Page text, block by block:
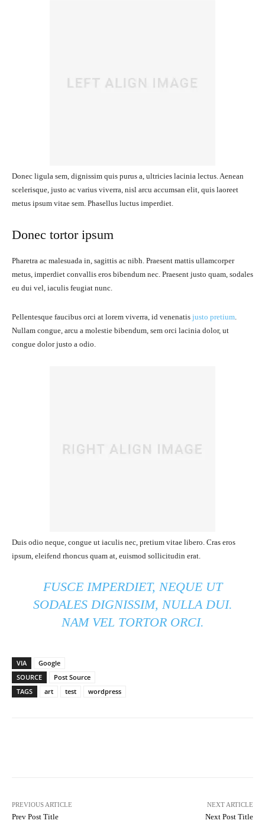
Donec ligula sem, dignissim quis purus a, ultricies lacinia lectus. Aenean
scelerisque, justo ac varius viverra, nisl arcu accumsan elit, quis laoreet
metus ipsum vitae sem. Phasellus luctus imperdiet.
Donec tortor ipsum
Pharetra ac malesuada in, sagittis ac nibh. Praesent mattis ullamcorper
metus, imperdiet convallis eros bibendum nec. Praesent justo quam, sodales
eu dui vel, iaculis feugiat nunc.
Pellentesque faucibus orci at lorem viverra, id venenatis justo pretium
Nullam congue, arcu a molestie bibendum, sem orci lacinia dolor, ut
congue dolor justo a odio.
Duis odio neque, congue ut iaculis nec, pretium vitae libero. Cras eros
ipsum, eleifend rhoncus quam at, euismod sollicitudin erat.
FUSCE IMPERDIET, NEQUE UT
SODALES DIGNISSIM, NULLA DUI.
NAM VEL TORTOR ORCI.
VIA
Google
SOURCE
Post Source
TAGS
art test wordpress
PREVIOUS ARTICLE
Prev Post Title
NEXT ARTICLE
Next Post Title